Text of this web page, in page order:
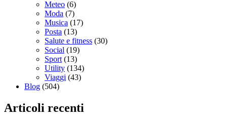
Meteo (6)
Moda (7)
Musica (17)
Posta (13)
Salute e fitness (30)
Social (19)
Sport (13)
Utility (134)
Viaggi (43)
Blog (504)
Articoli recenti